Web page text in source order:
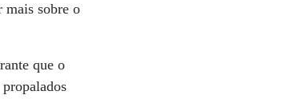
mais sobre o
que o